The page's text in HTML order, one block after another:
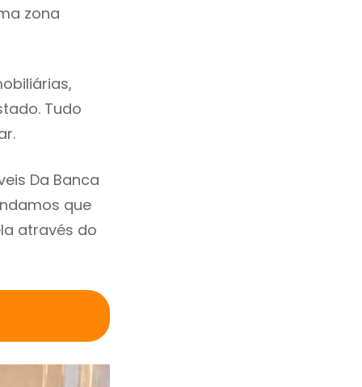
zona
Tudo
Da Banca
que
através do